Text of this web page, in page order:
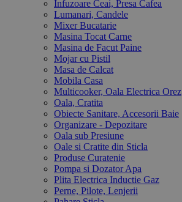
Infuzoare Ceai, Presa Cafea
Lumanari, Candele
Mixer Bucatarie
Masina Tocat Carne
Masina de Facut Paine
Mojar cu Pistil
Masa de Calcat
Mobila Casa
Multicooker, Oala Electrica Orez
Oala, Cratita
Obiecte Sanitare, Accesorii Baie
Organizare - Depozitare
Oala sub Presiune
Oale si Cratite din Sticla
Produse Curatenie
Pompa si Dozator Apa
Plita Electrica Inductie Gaz
Perne, Pilote, Lenjerii